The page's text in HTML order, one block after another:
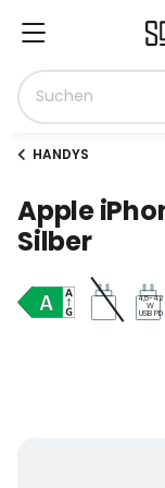
HANDYS
Apple
Silber
4,5-42
W
USB PD